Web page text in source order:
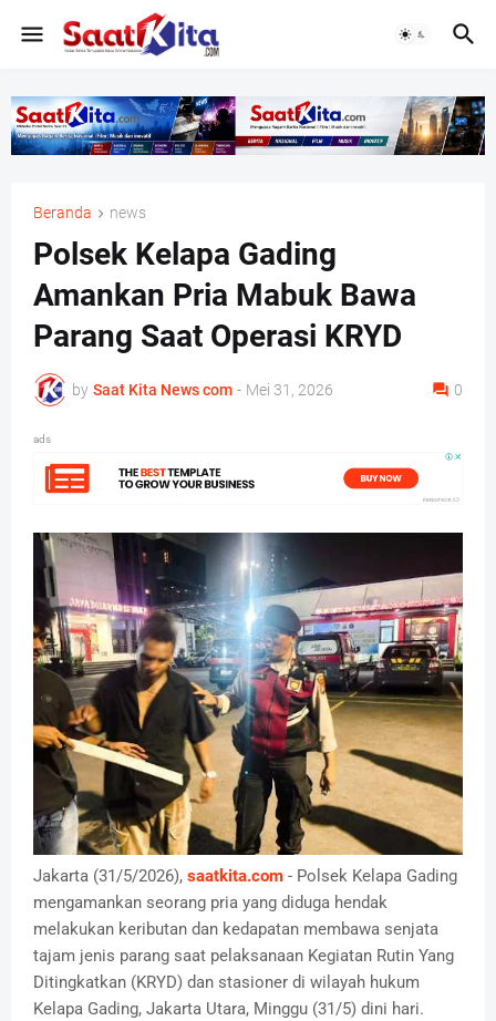
Beranda news
Polsek Kelapa Gading
Amankan Pria Mabuk Bawa
Parang Saat Operasi KRYD
by Saat Kita News com - Mei 31, 2026 0
ads
Jakarta (31/5/2026), saatkita.com - Polsek Kelapa Gading
mengamankan seorang pria yang diduga hendak
melakukan keributan dan kedapatan membawa senjata
tajam jenis parang saat pelaksanaan Kegiatan Rutin Yang
Ditingkatkan (KRYD) dan stasioner di wilayah hukum
Kelapa Gading, Jakarta Utara, Minggu (31/5) dini hari.